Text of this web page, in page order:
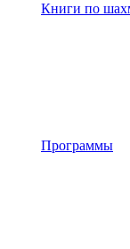
Книги по
Программы